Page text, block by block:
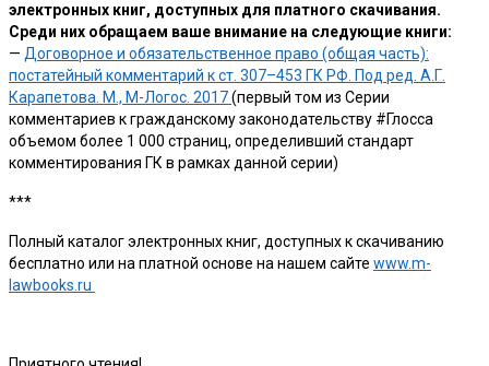
электронных книг, доступных для платного скачивания.
Среди них обращаем ваше внимание на следующие книги:
— Договорное и обязательственное право (общая часть):
постатейный комментарий к ст. 307–453 ГК РФ. Под ред. А.Г.
Карапетова. М., М-Логос. 2017(первый том из Серии
комментариев к гражданскому законодательству #Глосса
объемом более 1 000 страниц, определивший стандарт
комментирования ГК в рамках данной серии)
***
Полный каталог электронных книг, доступных к скачиванию
бесплатно или на платной основе на нашем сайте www.m-
lawbooks.ru